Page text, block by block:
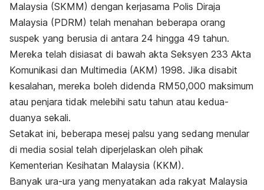
Malaysia (SKMM) dengan kerjasama Polis Diraja
Malaysia (PDRM) telah menahan beberapa orang
suspek yang berusia di antara 24 hingga 49 tahun.
Mereka telah disiasat di bawah akta Seksyen 233 Akta
Komunikasi dan Multimedia (AKM) 1998. Jika disabit
kesalahan, mereka boleh didenda RM50,000 maksimum
atau penjara tidak melebihi satu tahun atau kedua-
duanya sekali.
Setakat ini, beberapa mesej palsu yang sedang menular
di media sosial telah diperjelaskan oleh pihak
Kementerian Kesihatan Malaysia (KKM).
Banyak ura-ura yang menyatakan ada rakyat Malaysia